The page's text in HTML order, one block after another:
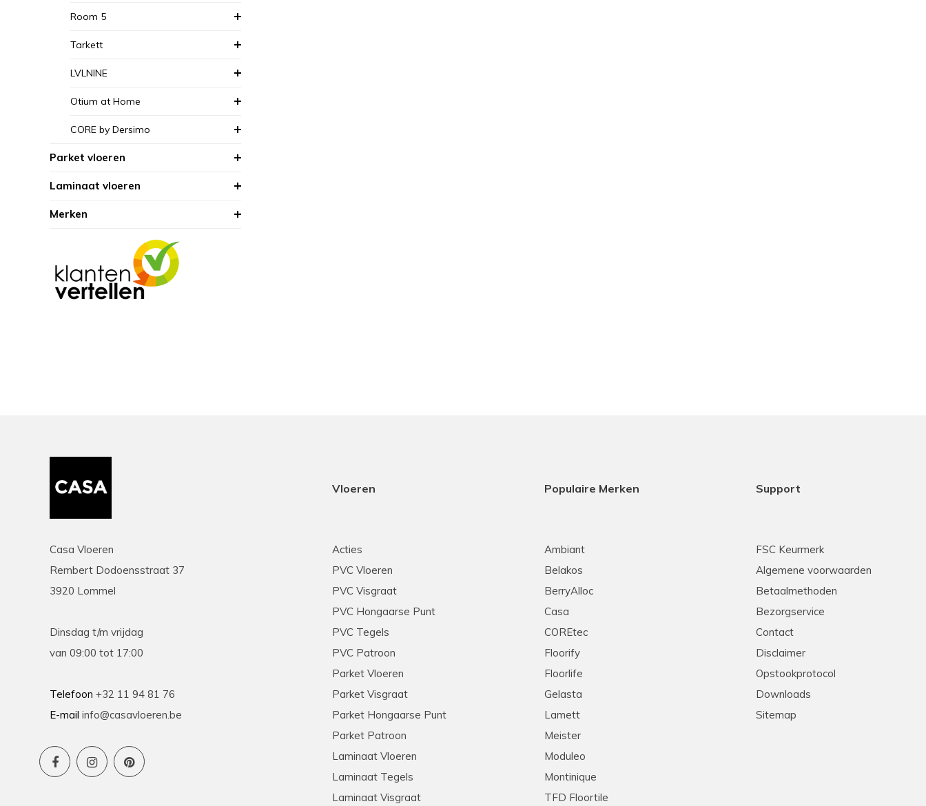
Room 5
Tarkett
LVLNINE
Otium at Home
CORE by Dersimo
Parket vloeren
Laminaat vloeren
Merken
Casa Vloeren
Rembert Dodoensstraat 37
3920 Lommel
Dinsdag t/m vrijdag
van 09:00 tot 17:00
Telefoon +32 11 94 81 76
E-mail info@casavloeren.be
Vloeren
Acties
PVC Vloeren
PVC Visgraat
PVC Hongaarse Punt
PVC Tegels
PVC Patroon
Parket Vloeren
Parket Visgraat
Parket Hongaarse Punt
Parket Patroon
Laminaat Vloeren
Laminaat Tegels
Laminaat Visgraat
Populaire Merken
Ambiant
Belakos
BerryAlloc
Casa
COREtec
Floorify
Floorlife
Gelasta
Lamett
Meister
Moduleo
Montinique
TFD Floortile
Support
FSC Keurmerk
Algemene voorwaarden
Betaalmethoden
Bezorgservice
Contact
Disclaimer
Opstookprotocol
Downloads
Sitemap